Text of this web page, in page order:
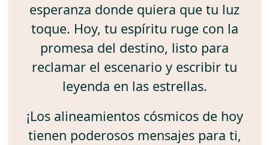
esperanza donde quiera que tu luz
toque. Hoy, tu espíritu ruge con la
promesa del destino, listo para
reclamar el escenario y escribir tu
leyenda en las estrellas.
¡Los alineamientos cósmicos de hoy
tienen poderosos mensajes para ti,